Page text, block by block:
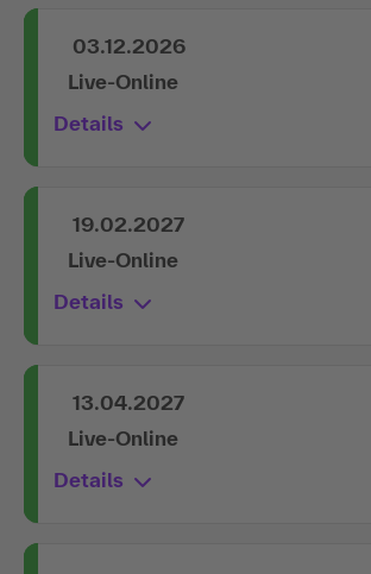
03.12.2026
Live-Online
Details
19.02.2027
Live-Online
Details
13.04.2027
Live-Online
Details